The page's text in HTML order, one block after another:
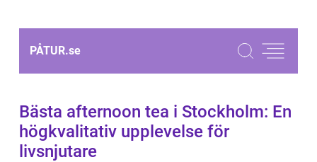
PÅTUR.se
Bästa afternoon tea i Stockholm: En
högkvalitativ upplevelse för
livsnjutare